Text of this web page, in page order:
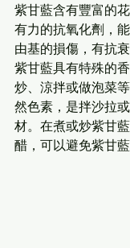
紫甘藍含有豐富的
有力的抗氧化劑，
由基的損傷，有抗衰
紫甘藍具有特殊的
炒、涼拌或做泡菜
然色素，是拌沙拉
材。在煮或炒紫甘
醋，可以避免紫甘藍